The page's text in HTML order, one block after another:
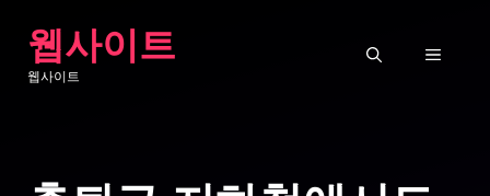
content
웹사이트
웹사이트
MENU